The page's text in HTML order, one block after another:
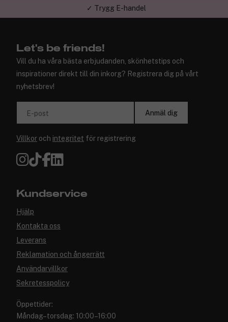
✓ Trygg E-handel
Let's be friends!
Vill du ha våra bästa erbjudanden, skönhetstips och
inspirationer direkt till din inkorg? Registrera dig på vårt
nyhetsbrev!
E-post Anmäl dig
Villkor och integritet för registrering
Kundservice
Hjälp
Kontakta oss
Leverans
Reklamation och ångerrätt
Användarvillkor
Sekretesspolicy
Öppettider:
Måndag–torsdag: 10:00–16:00